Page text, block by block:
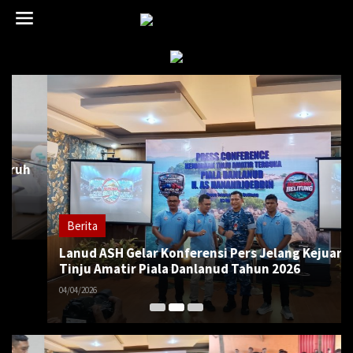
Berita
Lanud ASH Gelar Konferensi Pers Jelang Kejuaraan
Tinju Amatir Piala Danlanud Tahun 2026
04/04/2026